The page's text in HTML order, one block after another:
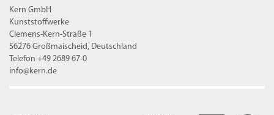
Kern GmbH
Kunststoffwerke
Clemens-Kern-Straße 1
56276 Großmaischeid, Deutschland
Telefon +49 2689 67-0
info@kern.de